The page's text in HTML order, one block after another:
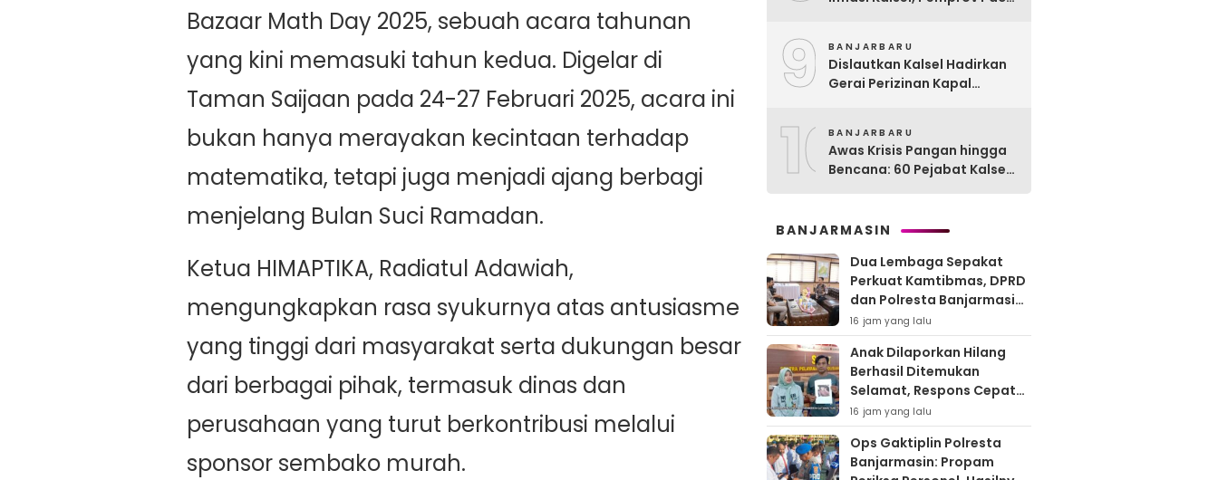
Bazaar Math Day 2025, sebuah acara tahunan
yang kini memasuki tahun kedua. Digelar di
Taman Saijaan pada 24-27 Februari 2025, acara ini
bukan hanya merayakan kecintaan terhadap
matematika, tetapi juga menjadi ajang berbagi
menjelang Bulan Suci Ramadan.
Ketua HIMAPTIKA, Radiatul Adawiah,
mengungkapkan rasa syukurnya atas antusiasme
yang tinggi dari masyarakat serta dukungan besar
dari berbagai pihak, termasuk dinas dan
perusahaan yang turut berkontribusi melalui
sponsor sembako murah.
9 BANJARBARU
Dislautkan Kalsel Hadirkan
Gerai Perizinan Kapal
Kotabaru
10BANJARBARU
Awas Krisis Pangan hingga
Bencana: 60 Pejabat Kalsel-
Radikal!
BANJARMASIN
Dua Lembaga Sepakat
Perkuat Kamtibmas, DPRD
dan Polresta Banjarmasin
Pertajam Sinergi “Kayuh
Baimbai”
16 jam yang lalu
Anak Dilaporkan Hilang
Berhasil Ditemukan
Selamat, Respons Cepat
Polresta Banjarmasin Tuai
Apresiasi Orang Tua
16 jam yang lalu
Ops Gaktiplin Polresta
Banjarmasin: Propam